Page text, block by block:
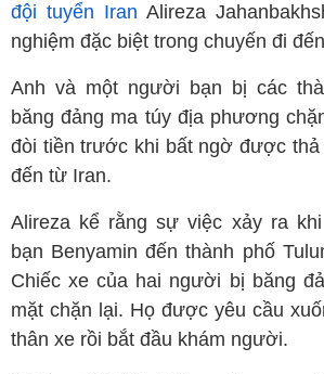
đội tuyển Iran Alireza
nghiệm đặc biệt trong chuyến đi
Anh và một người bạn bị các
băng đảng ma túy địa phương
đòi tiền trước khi bất ngờ được thả
đến từ Iran.
Alireza kể rằng sự việc xảy ra
bạn Benyamin đến thành phố
Chiếc xe của hai người bị băng
mặt chặn lại. Họ được yêu cầu
thân xe rồi bắt đầu khám người.